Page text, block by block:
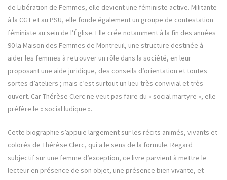
de Libération de Femmes, elle devient une féministe active. Militante
à la CGT et au PSU, elle fonde également un groupe de contestation
féministe au sein de l’Église. Elle crée notamment à la fin des années
90 la Maison des Femmes de Montreuil, une structure destinée à
aider les femmes à retrouver un rôle dans la société, en leur
proposant une aide juridique, des conseils d’orientation et toutes
sortes d’ateliers ; mais c’est surtout un lieu très convivial et très
ouvert. Car Thérèse Clerc ne veut pas faire du « social martyre », elle
préfère le « social ludique ».
Cette biographie s’appuie largement sur les récits animés, vivants et
colorés de Thérèse Clerc, qui a le sens de la formule. Regard
subjectif sur une femme d’exception, ce livre parvient à mettre le
lecteur en présence de son objet, une présence bien vivante, et